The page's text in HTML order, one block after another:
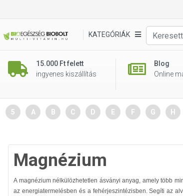
KATEGÓRIÁK
15.000 Ft felett
ingyenes kiszállítás
Blog
Online
5 A B C D E F G H
Magnézium
A magnézium nélkülözhetetlen ásványi anyag, amely több
az energiatermelésben és a fehérjeszintézisben. Segíti az